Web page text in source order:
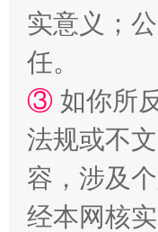
实意义；
任。
③ 如你所
法规或不
容，涉及
经本网核